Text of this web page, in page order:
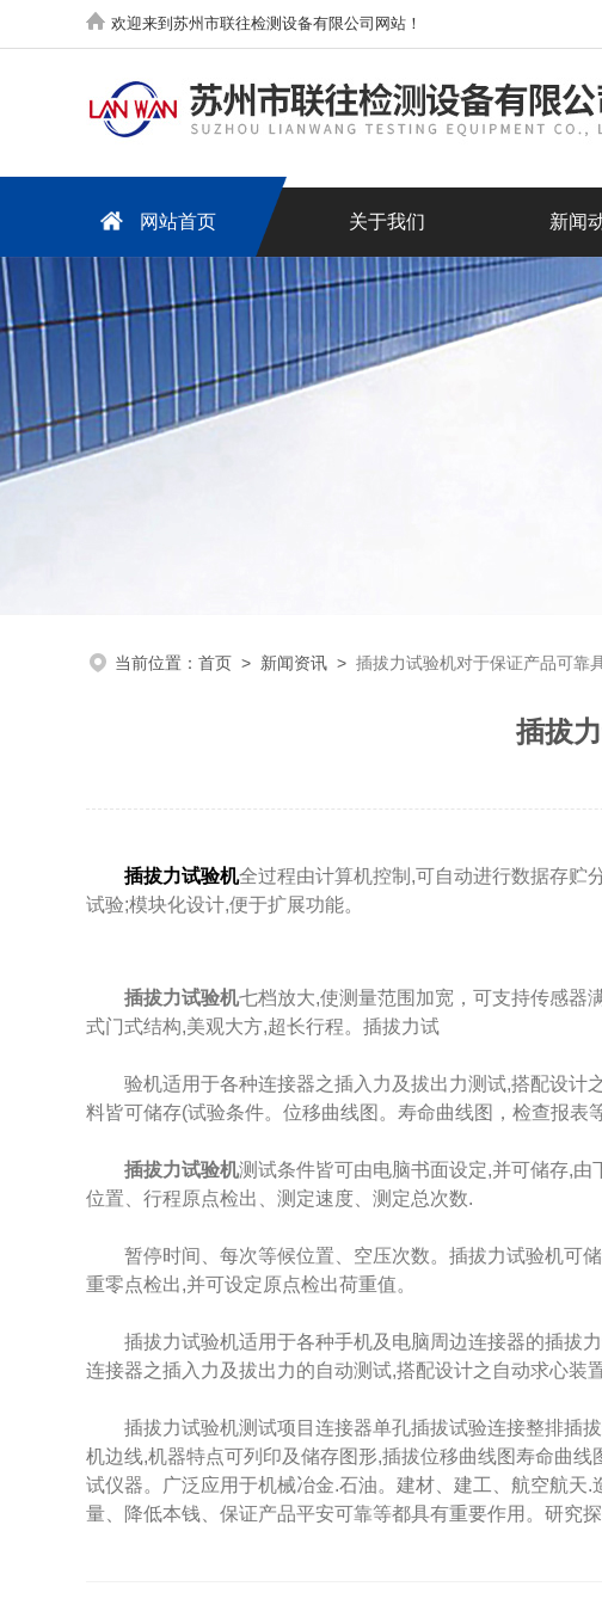
欢迎来到苏州市联往检测设备有限公司网站！
网站首页 关于我们 新闻
当前位置： 首页 > 新闻资讯 > 插拔力试验机对于保证产品可靠
插拔
插拔力试验机全过程由计算机控制,可自动进行数据存贮
试验;模块化设计,便于扩展功能。
插拔力试验机七档放大,使测量范围加宽，可支持传感器
式门式结构,美观大方,超长行程。插拔力试
验机适用于各种连接器之插入力及拔出力测试,搭配设计
料皆可储存(试验条件。位移曲线图。寿命曲线图，检查报表
插拔力试验机测试条件皆可由电脑书面设定,并可储存,
位置、行程原点检出、测定速度、测定总次数.
暂停时间、每次等候位置、空压次数。插拔力试验机可储
重零点检出,并可设定原点检出荷重值。
插拔力试验机适用于各种手机及电脑周边连接器的插拔力
连接器之插入力及拔出力的自动测试,搭配设计之自动求心装
插拔力试验机测试项目连接器单孔插拔试验连接整排插拔
机边线,机器特点可列印及储存图形,插拔位移曲线图寿命曲
试仪器。广泛应用于机械冶金.石油。建材、建工、航空航
量、降低本钱、保证产品平安可靠等都具有重要作用。研究